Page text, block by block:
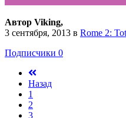
Автор Viking,
3 сентября, 2013 в Rome 2:
Подписчики 0
Назад
1
2
3